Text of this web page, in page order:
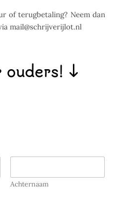
of terugbetaling? Neem dan
mail@schrijverijlot.nl
ouders! ↓
Achternaam